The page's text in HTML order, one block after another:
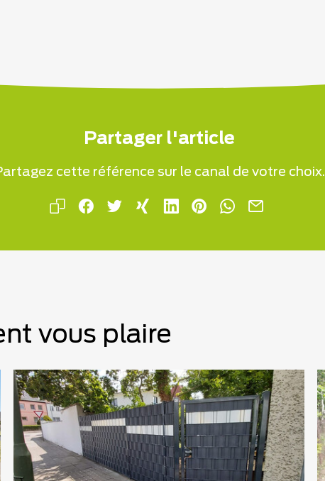
Partager l'article
cette référence sur le canal de votre choix.
vous plaire